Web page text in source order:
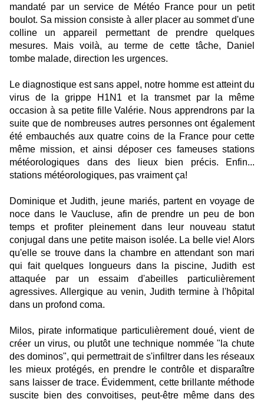
mandaté par un service de Météo France pour un petit
boulot. Sa mission consiste à aller placer au sommet d'une
colline un appareil permettant de prendre quelques
mesures. Mais voilà, au terme de cette tâche, Daniel
tombe malade, direction les urgences.
Le diagnostique est sans appel, notre homme est atteint du
virus de la grippe H1N1 et la transmet par la même
occasion à sa petite fille Valérie. Nous apprendrons par la
suite que de nombreuses autres personnes ont également
été embauchés aux quatre coins de la France pour cette
même mission, et ainsi déposer ces fameuses stations
météorologiques dans des lieux bien précis. Enfin...
stations météorologiques, pas vraiment ça!
Dominique et Judith, jeune mariés, partent en voyage de
noce dans le Vaucluse, afin de prendre un peu de bon
temps et profiter pleinement dans leur nouveau statut
conjugal dans une petite maison isolée. La belle vie! Alors
qu'elle se trouve dans la chambre en attendant son mari
qui fait quelques longueurs dans la piscine, Judith est
attaquée par un essaim d'abeilles particulièrement
agressives. Allergique au venin, Judith termine à l'hôpital
dans un profond coma.
Milos, pirate informatique particulièrement doué, vient de
créer un virus, ou plutôt une technique nommée "la chute
des dominos", qui permettrait de s'infiltrer dans les réseaux
les mieux protégés, en prendre le contrôle et disparaître
sans laisser de trace. Évidemment, cette brillante méthode
suscite bien des convoitises, peut-être même dans des